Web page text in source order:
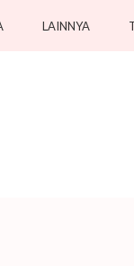
LAINNYA